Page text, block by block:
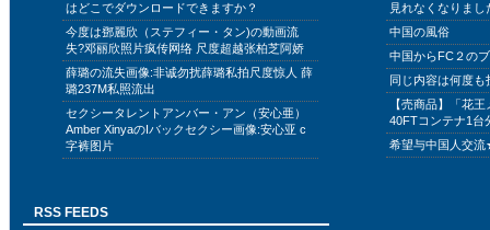
はどこでダウンロードできますか？
今度は鄧麗欣（ステフィー・タン)の動画流
失?邓丽欣照片疯传网络 尺度超越张柏芝阿娇
薛璐の流失画像:非诚勿扰薛璐私拍尺度惊人 薛
璐237M私照流出
セクシータレントアンバー・アン（安心亜）
Amber XinyaのIバックセクシー画像:安心亚 c
字裤图片
見れなくなりまし
中国の風俗
中国からFC２の
同じ内容は何度
【売商品】「花
40FTコンテナ1台
希望与中国人交
RSS FEEDS